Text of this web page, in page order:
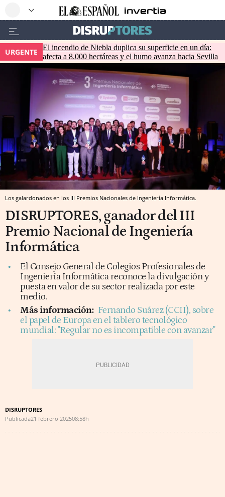
URGENTE
El incendio de Niebla duplica su superficie en un día:
afecta a 8.000 hectáreas y el humo avanza hacia Sevilla
Los galardonados en los III Premios Nacionales de Ingeniería Informática.
DISRUPTORES, ganador del III
Premio Nacional de Ingeniería
Informática
El Consejo General de Colegios Profesionales de
Ingeniería Informática reconoce la divulgación y
puesta en valor de su sector realizada por este
medio.
Más información: Fernando Suárez (CCII), sobre
el papel de Europa en el tablero tecnológico
mundial: "Regular no es incompatible con avanzar"
DISRUPTORES
Publicada21 febrero 202508:58h